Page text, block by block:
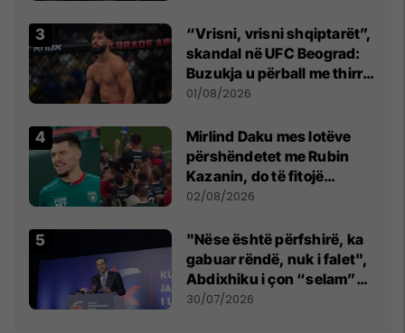
“Vrisni, vrisni shqiptarët”,
skandal në UFC Beograd:
Buzukja u përball me thirrje
anti-shqiptare nga
01/08/2026
Mirlind Daku mes lotëve
përshëndetet me Rubin
Kazanin, do të fitojë
miliona te Spartak Moska
02/08/2026
"Nëse është përfshirë, ka
gabuar rëndë, nuk i falet",
Abdixhiku i çon “selam”
Përparim Ramës
30/07/2026